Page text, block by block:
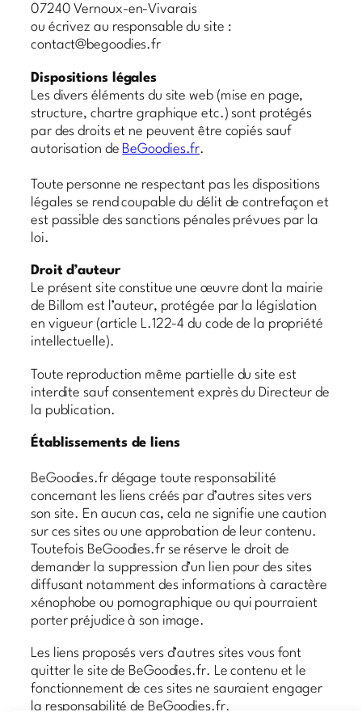
07240 Vernoux-en-Vivarais
ou écrivez au responsable du site :
contact@begoodies.fr
Dispositions légales
Les divers éléments du site web (mise en page,
structure, chartre graphique etc.) sont protégés
par des droits et ne peuvent être copiés sauf
autorisation de BeGoodies.fr.
Toute personne ne respectant pas les dispositions
légales se rend coupable du délit de contrefaçon et
est passible des sanctions pénales prévues par la
loi.
Droit d’auteur
Le présent site constitue une œuvre dont la mairie
de Billom est l’auteur, protégée par la législation
en vigueur (article L.122-4 du code de la propriété
intellectuelle).
Toute reproduction même partielle du site est
interdite sauf consentement exprès du Directeur de
la publication.
Établissements de liens
BeGoodies.fr dégage toute responsabilité
concernant les liens créés par d’autres sites vers
son site. En aucun cas, cela ne signifie une caution
sur ces sites ou une approbation de leur contenu.
Toutefois BeGoodies.fr se réserve le droit de
demander la suppression d’un lien pour des sites
diffusant notamment des informations à caractère
xénophobe ou pornographique ou qui pourraient
porter préjudice à son image.
Les liens proposés vers d’autres sites vous font
quitter le site de BeGoodies.fr. Le contenu et le
fonctionnement de ces sites ne sauraient engager
la responsabilité de BeGoodies.fr.